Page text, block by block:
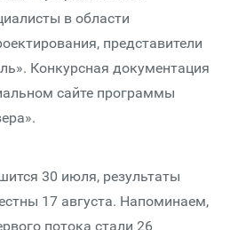
в области
представители
Конкурсная документация
сайте программы
30 июля, результаты
17 августа. Напоминаем,
потока стали 26